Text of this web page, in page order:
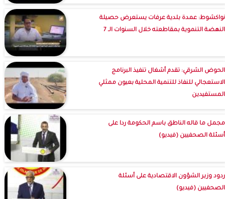
نواكشوط: عمدة بلدية عرفات يستعرض حصيلة
النهضة التنموية بمقاطعته خلال السنوات الـ 7
الحوض الشرقي: تقدم أشغال تنفيذ البرنامج
الاستعجالي للنفاذ للتنمية المحلية بعيون ممثلي
المستفيدين
مجمل ما قاله الناطق باسم الحكومة ردا على
أسئلة الصحفيين (فيديو)
ردود وزير الشؤون الاقتصادية على أسئلة
الصحفيين (فيديو)